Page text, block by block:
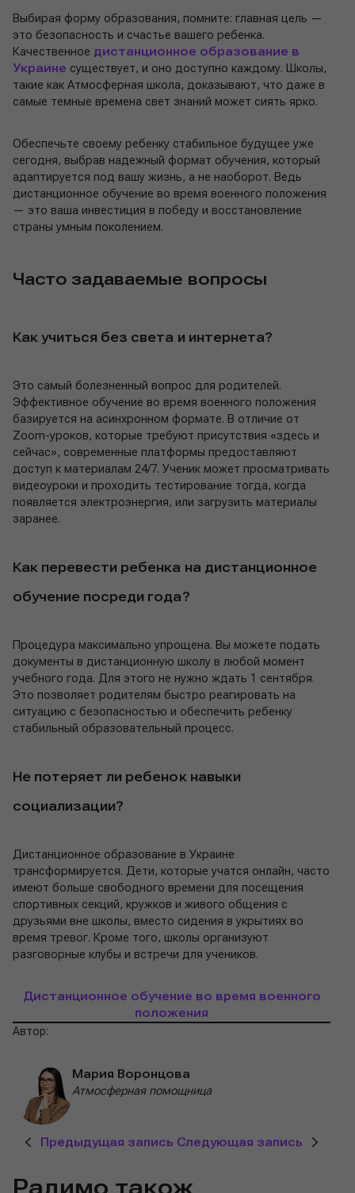
Выбирая форму образования, помните: главная цель —
это безопасность и счастье вашего ребенка.
Качественное дистанционное образование в
Украине существует, и оно доступно каждому. Школы,
такие как Атмосферная школа, доказывают, что даже в
самые темные времена свет знаний может сиять ярко.
Обеспечьте своему ребенку стабильное будущее уже
сегодня, выбрав надежный формат обучения, который
адаптируется под вашу жизнь, а не наоборот. Ведь
дистанционное обучение во время военного положения
— это ваша инвестиция в победу и восстановление
страны умным поколением.
Часто задаваемые вопросы
Как учиться без света и интернета?
Это самый болезненный вопрос для родителей.
Эффективное обучение во время военного положения
базируется на асинхронном формате. В отличие от
Zoom-уроков, которые требуют присутствия «здесь и
сейчас», современные платформы предоставляют
доступ к материалам 24/7. Ученик может просматривать
видеоуроки и проходить тестирование тогда, когда
появляется электроэнергия, или загрузить материалы
заранее.
Как перевести ребенка на дистанционное
обучение посреди года?
Процедура максимально упрощена. Вы можете подать
документы в дистанционную школу в любой момент
учебного года. Для этого не нужно ждать 1 сентября.
Это позволяет родителям быстро реагировать на
ситуацию с безопасностью и обеспечить ребенку
стабильный образовательный процесс.
Не потеряет ли ребенок навыки
социализации?
Дистанционное образование в Украине
трансформируется. Дети, которые учатся онлайн, часто
имеют больше свободного времени для посещения
спортивных секций, кружков и живого общения с
друзьями вне школы, вместо сидения в укрытиях во
время тревог. Кроме того, школы организуют
разговорные клубы и встречи для учеников.
Дистанционное обучение во время военного
положения
Автор:
Мария Воронцова
Атмосферная помощница
Предыдущая запись Следующая запись
Радимо також